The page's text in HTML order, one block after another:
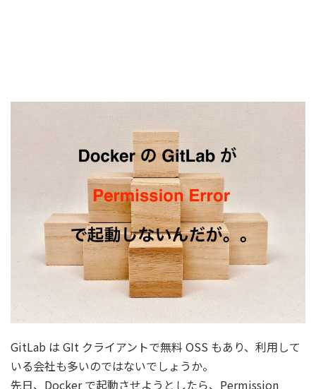
GitLab は GIt クライアントで無料 OSS もあり、利用して
いる会社も多いのではないでしょうか。
先日、Docker で起動させようとしたら、 Permission